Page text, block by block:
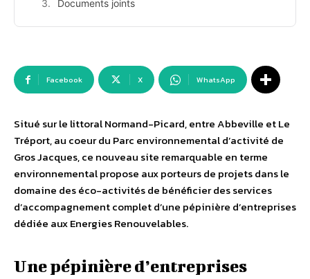
Documents joints
Facebook X WhatsApp
Situé sur le littoral Normand-Picard, entre Abbeville et Le
Tréport, au coeur du Parc environnemental d’activité de
Gros Jacques, ce nouveau site remarquable en terme
environnemental propose aux porteurs de projets dans le
domaine des éco-activités de bénéficier des services
d’accompagnement complet d’une pépinière d’entreprises
dédiée aux Energies Renouvelables.
Une pépinière d’entreprises